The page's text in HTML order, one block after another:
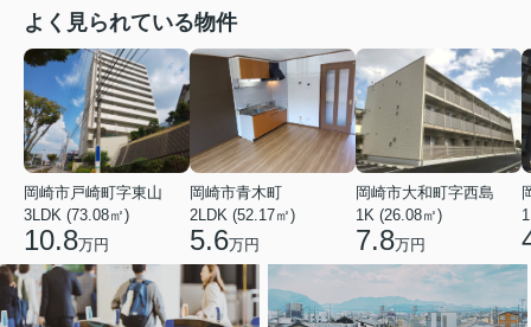
よく見られている物件
岡崎市戸崎町字東山
3LDK (73.08㎡)
10.8万円
岡崎市青木町
2LDK (52.17㎡)
5.6万円
岡崎市大和町字西島
1K (26.08㎡)
7.8万円